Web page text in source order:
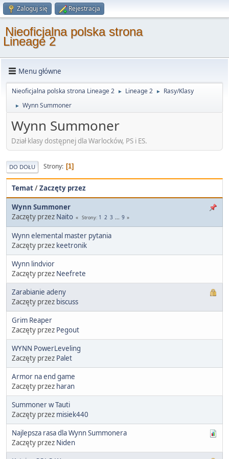
Zaloguj się Rejestracja
Nieoficjalna polska strona
Lineage 2
Menu główne
Nieoficjalna polska strona Lineage 2 ► Lineage 2 ► Rasy/Klasy
► Wynn Summoner
Wynn Summoner
Dział klasy dostępnej dla Warlocków, PS i ES.
DO DOŁU Strony 1
Temat/Zaczęty przez
Wynn Summoner
Zaczęty przez Naito Strony 1 2 3 ... 9
Wynn elemental master pytania
Zaczęty przez keetronik
Wynn lindvior
Zaczęty przez Neefrete
Zarabianie adeny
Zaczęty przez biscuss
Grim Reaper
Zaczęty przez Pegout
WYNN PowerLeveling
Zaczęty przez Palet
Armor na end game
Zaczęty przez haran
Summoner w Tauti
Zaczęty przez misiek440
Najlepsza rasa dla Wynn Summonera
Zaczęty przez Niden